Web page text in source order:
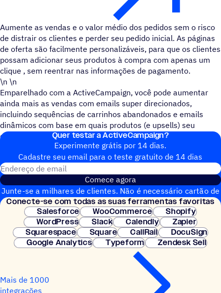
Aumente as vendas e o valor médio dos pedidos sem o risco
de distrair os clientes e perder seu pedido inicial. As páginas
de oferta são facilmente personalizáveis, para que os clientes
possam adicionar seus produtos à compra com apenas um
clique , sem reentrar nas informações de pagamento.
\n \n
Emparelhado com a ActiveCampaign, você pode aumentar
ainda mais as vendas com emails super direcionados,
incluindo sequências de carrinhos abandonados e emails
dinâmicos com base em quais produtos (e upsells) seu
cliente comprou.Quer testar a ActiveCampaign?
Experimente grátis por 14 dias.
Cadastre seu email para o teste gratuito de 14 dias
Comece agora
Junte-se a milhares de clientes. Não é necessário cartão de
crédito. Configuração instantânea.
Conecte-se com todas as suas ferramentas favoritas
Salesforce
WooCommerce
Shopify
WordPress
Slack Calendly
Zapier
Squarespace
Square CallRail
DocuSign
Google Analytics
Typeform Zendesk Sell
Mais de 1000
integrações